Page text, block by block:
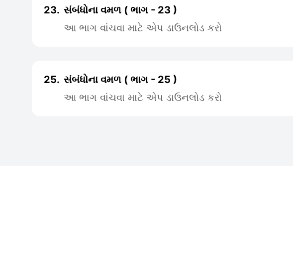
23. સંબંધોના વમળ ( ભાગ - 23 )
આ ભાગ વાંચવા માટે એપ ડાઉનલોડ કરો
25. સંબંધોના વમળ ( ભાગ - 25 )
આ ભાગ વાંચવા માટે એપ ડાઉનલોડ કરો